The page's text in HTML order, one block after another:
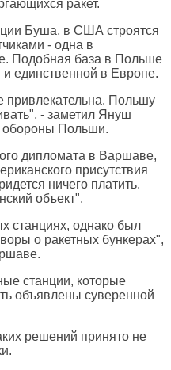
ракет.
Буша, в США строятся
- одна в
Подобная база в Польше
единственной в Европе.
привлекательна. Польшу
- заметил Януш
Польши.
дипломата в Варшаве,
присутствия
ничего платить.
объект".
станциях, однако был
о ракетных бункерах",
станции, которые
объявлены суверенной
решений принято не